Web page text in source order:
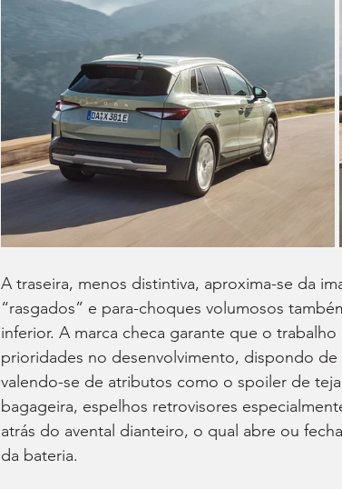
A traseira, menos distintiva, aproxima-se da
“rasgados” e para-choques volumosos
inferior. A marca checa garante que o
prioridades no desenvolvimento, dispondo
valendo-se de atributos como o spoiler de
bagageira, espelhos retrovisores
atrás do avental dianteiro, o qual abre ou
da bateria.